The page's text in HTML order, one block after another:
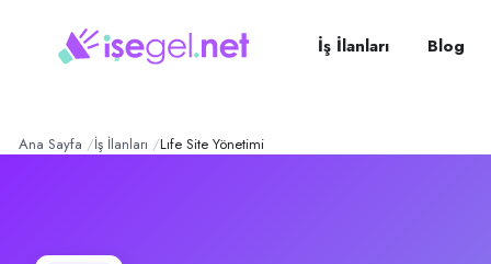
SİTE YÖNETİMİ –
LIFE SİTE YÖNETİMİ, Merkez, Elazığ bölgesinde site yönetimi
pozisyonlar
Temizlik Görevlisi (Bayan)
İş İlanları Blog
Ana Sayfa İş İlanları Lıfe Site Yönetimi